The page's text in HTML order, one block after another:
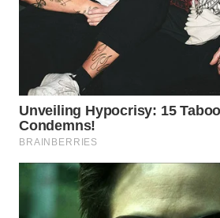
WN
PURWAKARTA
PRIANGAN
TIMUR